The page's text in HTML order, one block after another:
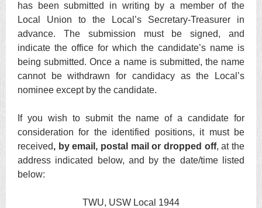
has been submitted in writing by a member of the
Local Union to the Local’s Secretary-Treasurer in
advance. The submission must be signed, and
indicate the office for which the candidate’s name is
being submitted. Once a name is submitted, the name
cannot be withdrawn for candidacy as the Local’s
nominee except by the candidate.
If you wish to submit the name of a candidate for
consideration for the identified positions, it must be
received, by email, postal mail or dropped off, at the
address indicated below, and by the date/time listed
below:
TWU, USW Local 1944